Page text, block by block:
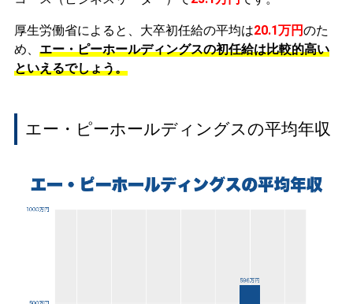
厚生労働省によると、大卒初任給の平均は20.1万円のた
め、 エー・ピーホールディングスの初任給は比較的高い
といえるでしょう。
エー・ピーホールディングスの平均年収